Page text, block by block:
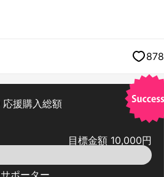
878
応援購入総額
目標金額 10,000円
サポーター